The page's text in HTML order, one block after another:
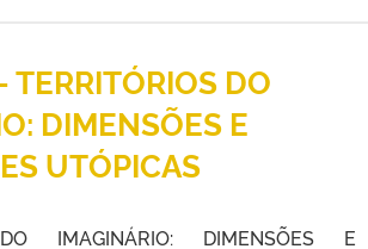
TERRITÓRIOS DO
DIMENSÕES E
UTÓPICAS
IMAGINÁRIO: DIMENSÕES E